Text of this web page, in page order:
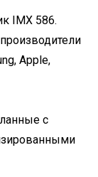
IMX 586.
Apple,
с